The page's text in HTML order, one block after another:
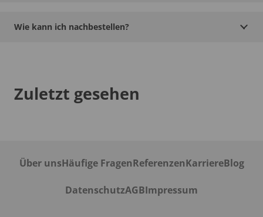
Wie kann ich nachbestellen?
Zuletzt gesehen
Über unsHäufige FragenReferenzenKarriereBlog
DatenschutzAGBImpressum